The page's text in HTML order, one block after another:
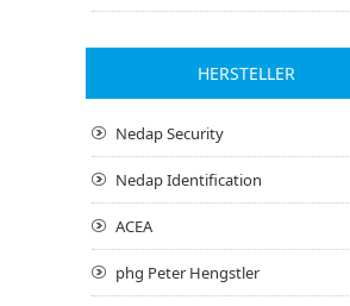
HERSTELLER
Nedap Security
Nedap Identification
ACEA
phg Peter Hengstler